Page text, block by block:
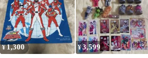
¥1,300 ¥3,599